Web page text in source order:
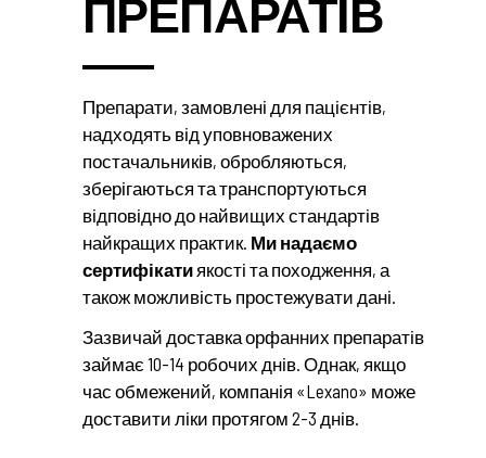
ПРЕПАРАТІВ
Препарати, замовлені для пацієнтів,
надходять від уповноважених
постачальників, обробляються,
зберігаються та транспортуються
відповідно до найвищих стандартів
найкращих практик. Ми надаємо
сертифікати якості та походження, а
також можливість простежувати дані.
Зазвичай доставка орфанних препаратів
займає 10-14 робочих днів. Однак, якщо
час обмежений, компанія «Lexano» може
доставити ліки протягом 2-3 днів.